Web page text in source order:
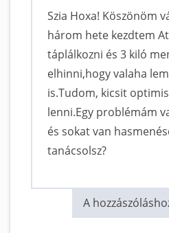
Szia Hoxa! Köszönöm
három hete kezdtem
táplálkozni és 3 kiló
elhinni,hogy valaha
is.Tudom, kicsit
lenni.Egy problémám
és sokat van
tanácsolsz?
A